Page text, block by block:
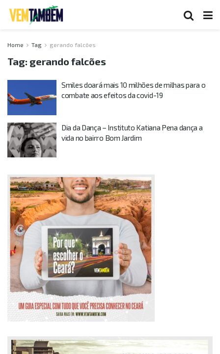
Home Tag gerando falcões
Tag: gerando falcões
Smiles doará mais 10 milhões de milhas para o
combate aos efeitos da covid-19
Dia da Dança – Instituto Katiana Pena dança a
vida no bairro Bom Jardim